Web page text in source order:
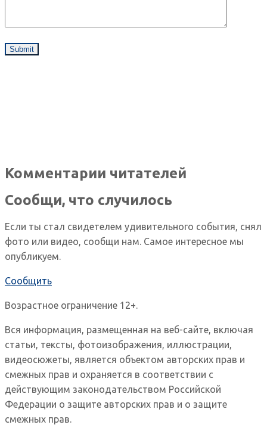
Комментарии читателей
Сообщи, что случилось
Если ты стал свидетелем удивительного события, снял
фото или видео, сообщи нам. Самое интересное мы
опубликуем.
Сообщить
Возрастное ограничение 12+.
Вся информация, размещенная на веб-сайте, включая
статьи, тексты, фотоизображения, иллюстрации,
видеосюжеты, является объектом авторских прав и
смежных прав и охраняется в соответствии с
действующим законодательством Российской
Федерации о защите авторских прав и о защите
смежных прав.